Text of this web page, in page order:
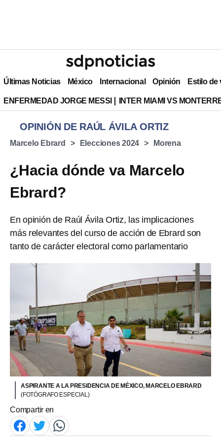
Últimas Noticias México Internacional Opinión Estilo de
ENFERMEDAD JORGE MESSI INTER MIAMI VS
OPINIÓN DE RAÚL ÁVILA ORTIZ
Marcelo Ebrard Elecciones 2024 Morena
¿Hacia dónde va Marcelo
Ebrard?
En opinión de Raúl Ávila Ortiz, las implicaciones
más relevantes del curso de acción de Ebrard son
tanto de carácter electoral como parlamentario
ASPIRANTE A LA PRESIDENCIA DE MÉXICO, MARCELO EBRARD
(FOTÓGRAFO ESPECIAL)
Compartir en